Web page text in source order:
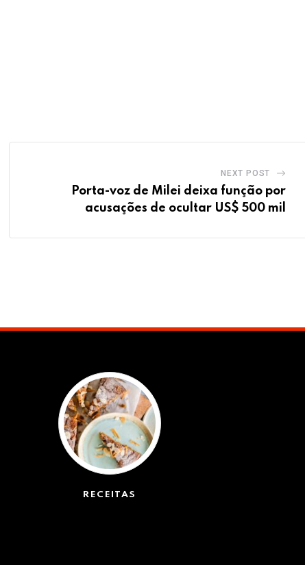
NEXT POST
Porta-voz de Milei deixa função por
acusações de ocultar US$ 500 mil
RECEITAS